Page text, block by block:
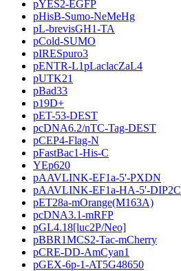
pYES2-EGFP
pHisB-Sumo-NeMeHg
pL-brevisGH1-TA
pCold-SUMO
pIRESpuro3
pENTR-L1pLaclacZaL4
pUTK21
pBad33
p19D+
pET-53-DEST
pcDNA6.2/nTC-Tag-DEST
pCEP4-Flag-N
pFastBac1-His-C
YEp620
pAAVLINK-EF1a-5'-PXDN
pAAVLINK-EF1a-HA-5'-DIP2C
pET28a-mOrange(M163A)
pcDNA3.1-mRFP
pGL4.18[luc2P/Neo]
pBBR1MCS2-Tac-mCherry
pCRE-DD-AmCyan1
pGEX-6p-1-AT5G48650